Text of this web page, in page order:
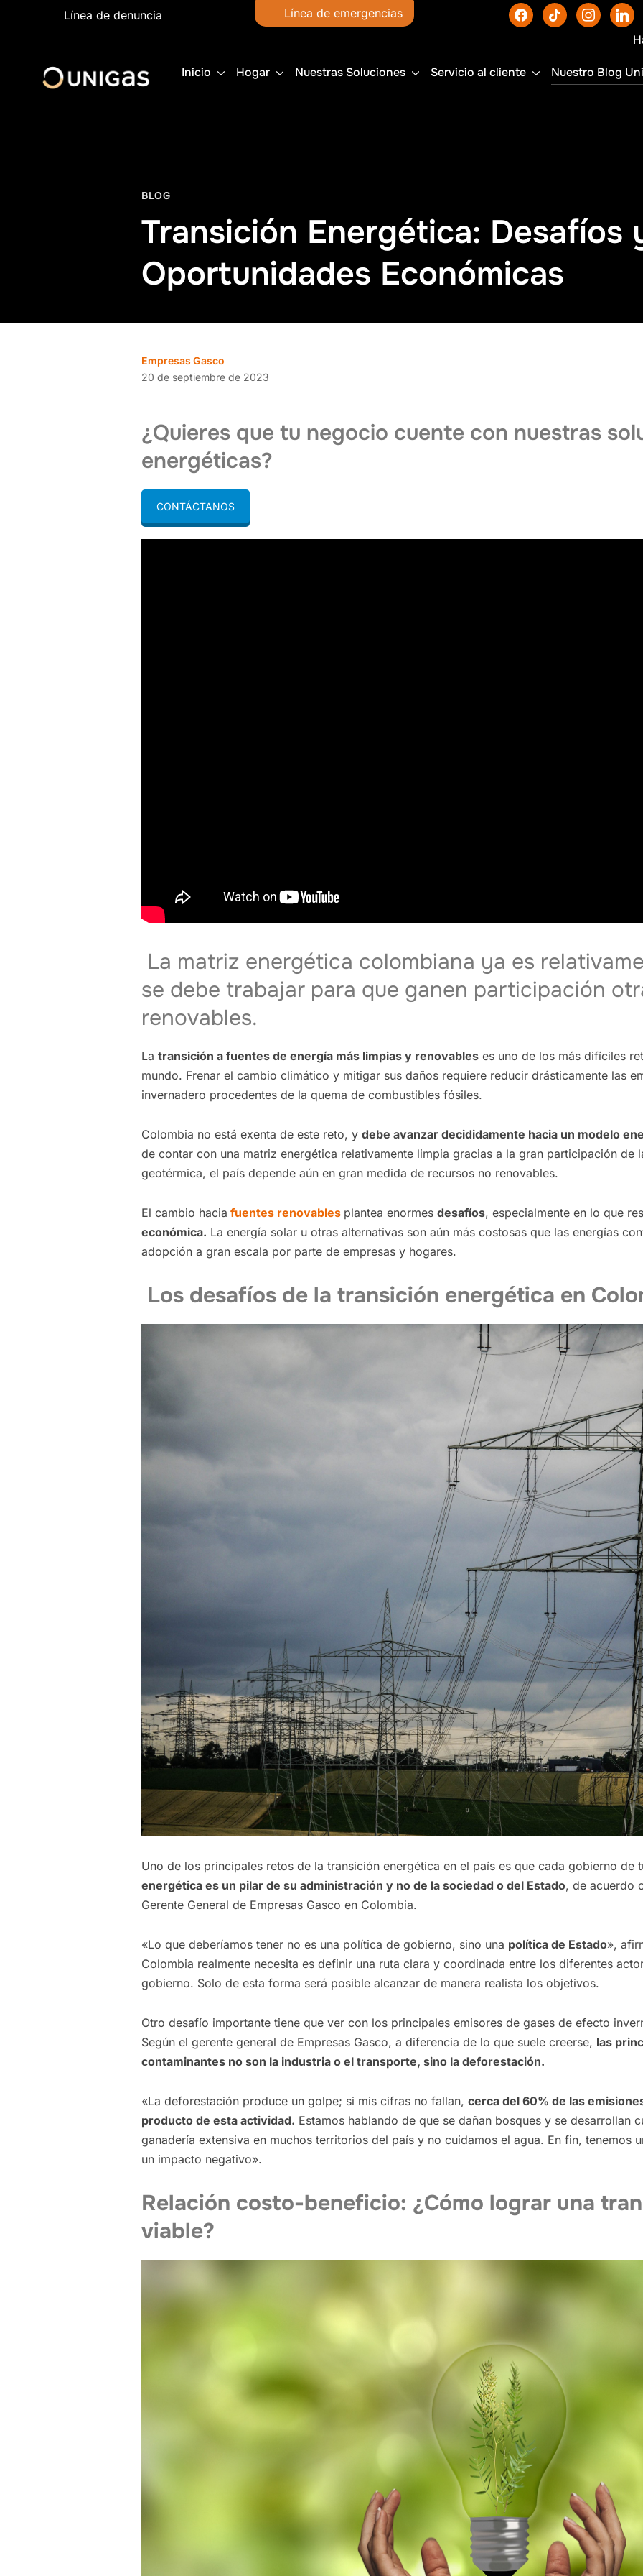
Línea de denuncia Línea de emergencias facebook
tiktok instagram
Haz tu pedido
Inicio Hogar Nuestras Soluciones Servicio al cliente Nuestro Blog
BLOG
Transición Energética: Desafíos
Oportunidades Económicas
Empresas Gasco
20 de septiembre de 2023
¿Quieres que tu negocio cuente con nuestras
energéticas?
CONTÁCTANOS
La matriz energética colombiana ya es
se debe trabajar para que ganen participación
renovables.
La transición a fuentes de energía más limpias y renovables es uno de los más difíciles
mundo. Frenar el cambio climático y mitigar sus daños requiere reducir drásticamente las
invernadero procedentes de la quema de combustibles fósiles.
Colombia no está exenta de este reto, y debe avanzar decididamente hacia un modelo
de contar con una matriz energética relativamente limpia gracias a la gran participación de
geotérmica, el país depende aún en gran medida de recursos no renovables.
El cambio hacia fuentes renovables plantea enormes desafíos, especialmente en lo que
económica. La energía solar u otras alternativas son aún más costosas que las energías
adopción a gran escala por parte de empresas y hogares.
Los desafíos de la transición energética en
Uno de los principales retos de la transición energética en el país es que cada gobierno de
energética es un pilar de su administración y no de la sociedad o del Estado, de acuerdo
Gerente General de Empresas Gasco en Colombia.
«Lo que deberíamos tener no es una política de gobierno, sino una política de Estado»,
Colombia realmente necesita es definir una ruta clara y coordinada entre los diferentes
gobierno. Solo de esta forma será posible alcanzar de manera realista los objetivos.
Otro desafío importante tiene que ver con los principales emisores de gases de efecto
Según el gerente general de Empresas Gasco, a diferencia de lo que suele creerse, las
contaminantes no son la industria o el transporte, sino la deforestación.
«La deforestación produce un golpe; si mis cifras no fallan, cerca del 60% de las
producto de esta actividad. Estamos hablando de que se dañan bosques y se desarrollan
ganadería extensiva en muchos territorios del país y no cuidamos el agua. En fin, tenemos
un impacto negativo».
Relación costo-beneficio: ¿Cómo lograr una
viable?